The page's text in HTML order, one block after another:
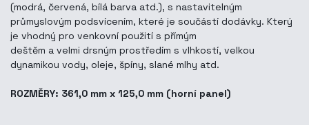
(modrá, červená, bílá barva atd.), s nastavitelným
průmyslovým podsvícením, které je součástí dodávky. Který
je vhodný pro venkovní použití s přímým
deštěm a velmi drsným prostředím s vlhkostí, velkou
dynamikou vody, oleje, špíny, slané mlhy atd.
ROZMĚRY: 361,0 mm x 125,0 mm (horní panel)